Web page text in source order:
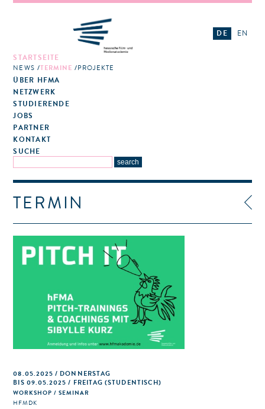
STARTSEITE
NEWS TERMINE PROJEKTE
ÜBER HFMA
NETZWERK
STUDIERENDE
JOBS
PARTNER
KONTAKT
SUCHE
DE EN
TERMIN
08.05.2025 / DONNERSTAG
BIS 09.05.2025 / FREITAG (STUDENTISCH)
WORKSHOP / SEMINAR
HFMDK